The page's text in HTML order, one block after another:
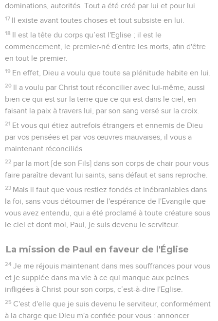
dominations, autorités. Tout a été créé par lui et pour lui.
17 Il existe avant toutes choses et tout subsiste en lui.
18 Il est la tête du corps qu’est l'Eglise ; il est le
commencement, le premier-né d'entre les morts, afin d'être
en tout le premier.
19 En effet, Dieu a voulu que toute sa plénitude habite en lui.
20 Il a voulu par Christ tout réconcilier avec lui-même, aussi
bien ce qui est sur la terre que ce qui est dans le ciel, en
faisant la paix à travers lui, par son sang versé sur la croix.
21 Et vous qui étiez autrefois étrangers et ennemis de Dieu
par vos pensées et par vos œuvres mauvaises, il vous a
maintenant réconciliés
22 par la mort [de son Fils] dans son corps de chair pour vous
faire paraître devant lui saints, sans défaut et sans reproche.
23 Mais il faut que vous restiez fondés et inébranlables dans
la foi, sans vous détourner de l'espérance de l'Evangile que
vous avez entendu, qui a été proclamé à toute créature sous
le ciel et dont moi, Paul, je suis devenu le serviteur.
La mission de Paul en faveur de l'Église
24 Je me réjouis maintenant dans mes souffrances pour vous
et je supplée dans ma vie à ce qui manque aux peines
infligées à Christ pour son corps, c’est-à-dire l'Eglise.
25 C'est d'elle que je suis devenu le serviteur, conformément
à la charge que Dieu m'a confiée pour vous : annoncer